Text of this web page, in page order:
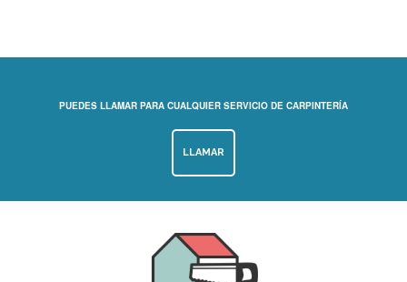
PUEDES LLAMAR PARA CUALQUIER SERVICIO DE CARPINTERÍA
LLAMAR